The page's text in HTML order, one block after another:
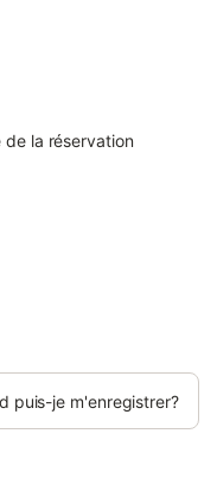
de la réservation
puis-je m'enregistrer?